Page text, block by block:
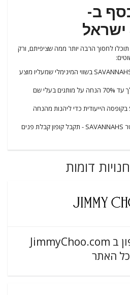
ב-
בחנות המקוונת SAVANNAHS תוכלו לחסוך הרבה יותר ממה שציפיתם, ורק
קנה מוצרים מהחנות המקוונת SAVANNAHS בשווי המינימלי שמעליו מוצע
גש למבצע הקידום הנוכחי: יש לך עד 70% הנחה על מותגים בעלי שם
הוסף את הקופון SAVANNAHS בקופסה הייעודית כדי ליהנות מהנחה
הירשם לכתובת הדוא"ל לניוזלטר SAVANNAHS - תקבל קופון קבלת פנים
דומות
משלוח חינם קופון ב JimmyChoo.com
האתר